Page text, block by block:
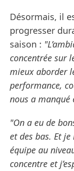
Désormais, il
progresser
saison :
concentrée sur
mieux aborder
performance,
nous a manqué
"On a eu de
et des bas. Et
équipe au
concentre et